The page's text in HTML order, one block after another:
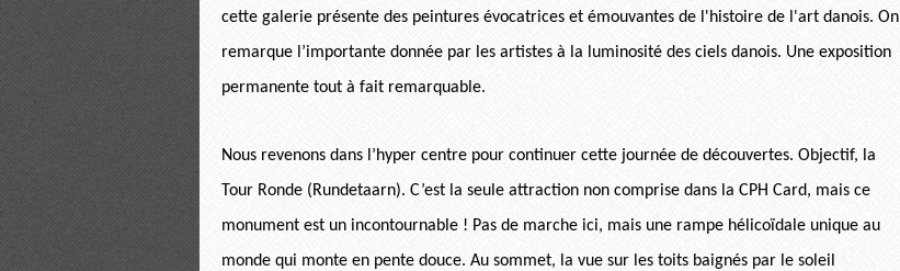
cette galerie présente des peintures évocatrices et émouvantes de l'histoire de l'art danois. On
remarque l’importante donnée par les artistes à la luminosité des ciels danois. Une exposition
permanente tout à fait remarquable.
Nous revenons dans l’hyper centre pour continuer cette journée de découvertes. Objectif, la
Tour Ronde (Rundetaarn). C’est la seule attraction non comprise dans la CPH Card, mais ce
monument est un incontournable ! Pas de marche ici, mais une rampe hélicoïdale unique au
monde qui monte en pente douce. Au sommet, la vue sur les toits baignés par le soleil